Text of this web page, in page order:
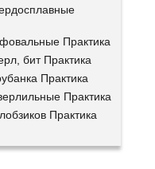
Практика
бит Практика
Практика
Практика
Практика